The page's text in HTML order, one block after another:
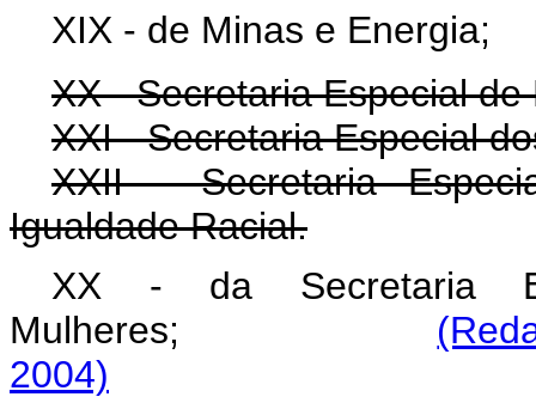
XIX - de Minas e Energia;
XX - Secretaria Especial
XXI - Secretaria Especial
XXII - Secretaria
Igualdade Racial.
XX - da Secretaria
Mulheres;
2004)